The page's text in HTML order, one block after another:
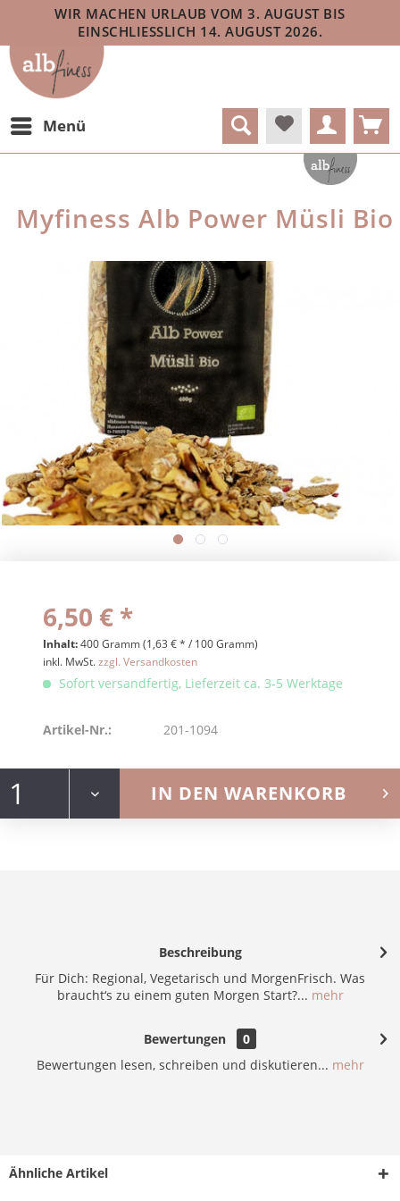
WIR MACHEN URLAUB VOM 3. AUGUST BIS
EINSCHLIESSLICH 14. AUGUST 2026.
Menü
Myfiness Alb Power Müsli Bio
6,50 € *
Inhalt:400 Gramm (1,63 € * / 100 Gramm)
inkl. MwSt.zzgl. Versandkosten
Sofort versandfertig, Lieferzeit ca. 3-5 Werktage
IN DEN WARENKORB
Artikel-Nr.: 201-1094
Beschreibung
Für Dich: Regional, Vegetarisch und MorgenFrisch. Was
braucht‘s zu einem guten Morgen Start?... mehr
Bewertungen
0
Bewertungen lesen, schreiben und diskutieren... mehr
Ähnliche Artikel